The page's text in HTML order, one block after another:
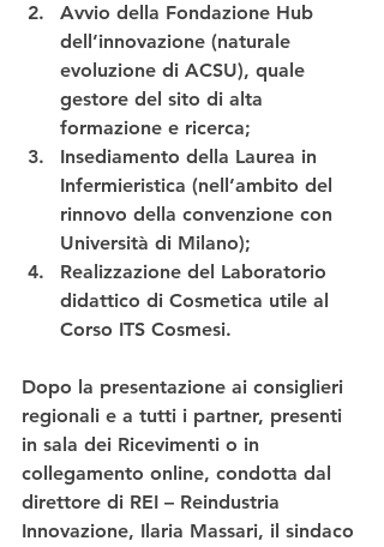
Avvio della Fondazione Hub
dell’innovazione (naturale
evoluzione di ACSU), quale
gestore del sito di alta
formazione e ricerca;
Insediamento della Laurea in
Infermieristica (nell’ambito del
rinnovo della convenzione con
Università di Milano);
Realizzazione del Laboratorio
didattico di Cosmetica utile al
Corso ITS Cosmesi.
Dopo la presentazione ai consiglieri
regionali e a tutti i partner, presenti
in sala dei Ricevimenti o in
collegamento online, condotta dal
direttore di REI – Reindustria
Innovazione, Ilaria Massari, il sindaco